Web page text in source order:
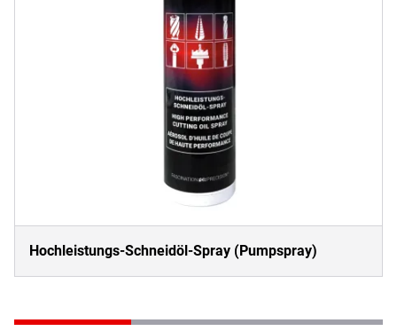
Hochleistungs-Schneidöl-Spray (Pumpspray)